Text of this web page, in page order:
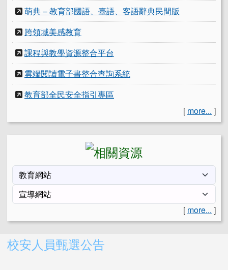
萌典 – 教育部國語、臺語、客語辭典民間版
跨領域美感教育
課程與教學資源整合平台
雲端閱讀電子書整合查詢系統
教育部全民安全指引專區
[ more... ]
[ more... ]
右邊區域內容
校安人員甄選公告